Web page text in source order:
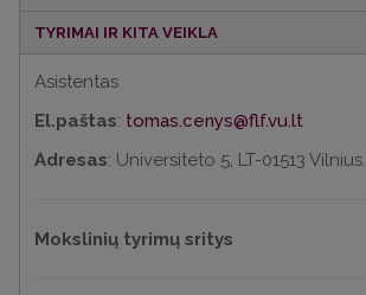
TYRIMAI IR KITA VEIKLA
Asistentas
El.paštas: tomas.cenys@flf.vu.lt
Adresas: Universiteto 5, LT-01513 Vilnius.
Mokslinių tyrimų sritys